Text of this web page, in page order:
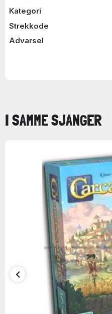
Kategori
Strekkode
Advarsel
I SAMME SJANGER